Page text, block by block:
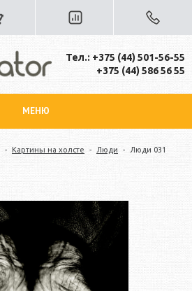
Тел.: +375 (44) 501-56-55
+375 (44) 586 56 55
МЕНЮ
- Картины на холсте - Люди - Люди 031